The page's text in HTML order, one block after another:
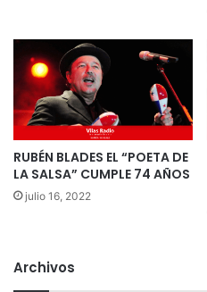
RUBÉN BLADES EL “POETA DE
LA SALSA” CUMPLE 74 AÑOS
julio 16, 2022
Archivos